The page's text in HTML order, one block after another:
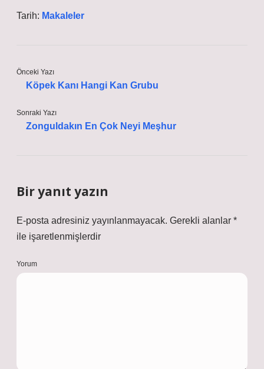
Tarih: Makaleler
Önceki Yazı
Köpek Kanı Hangi Kan Grubu
Sonraki Yazı
Zonguldakın En Çok Neyi Meşhur
Bir yanıt yazın
E-posta adresiniz yayınlanmayacak. Gerekli alanlar *
ile işaretlenmişlerdir
Yorum